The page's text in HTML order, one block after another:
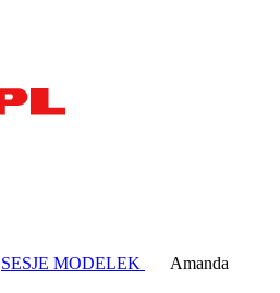
SESJE MODELEK
Amanda